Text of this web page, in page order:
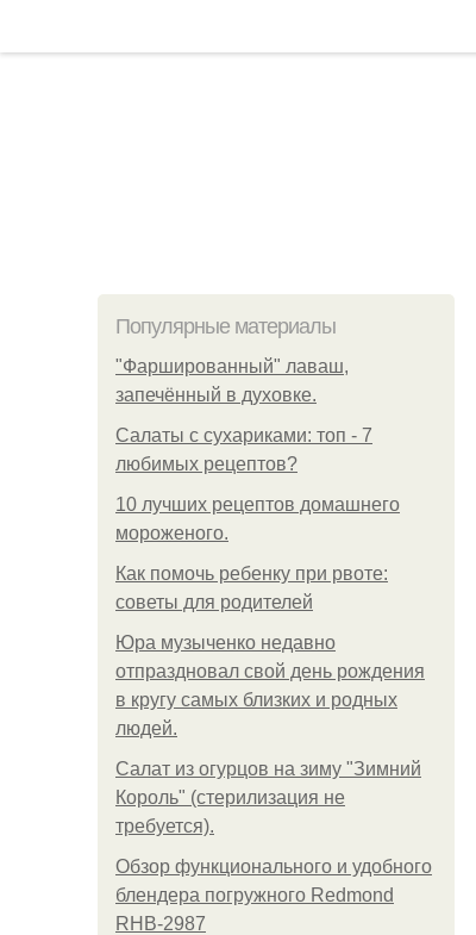
Популярные материалы
"Фаршированный" лаваш,
запечённый в духовке.
Салаты с сухариками: топ - 7
любимых рецептов?
10 лучших рецептов домашнего
мороженого.
Как помочь ребенку при рвоте:
советы для родителей
Юра музыченко недавно
отпраздновал свой день рождения
в кругу самых близких и родных
людей.
Салат из огурцов на зиму "Зимний
Король" (стерилизация не
требуется).
Обзор функционального и удобного
блендера погружного Redmond
RHB-2987